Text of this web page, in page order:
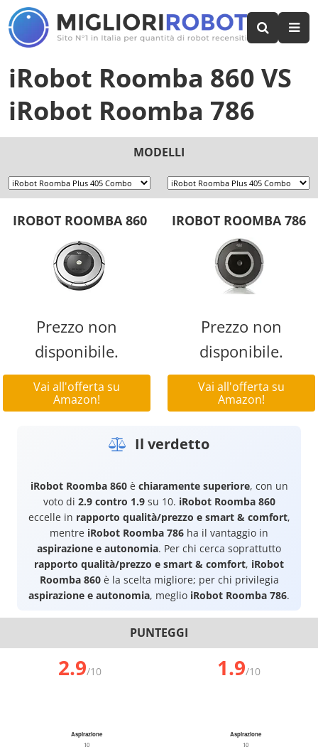
iRobot Roomba 860 VS
iRobot Roomba 786
MODELLI
IROBOT ROOMBA 860 IROBOT ROOMBA 786
Prezzo non
disponibile.
Vai all'offerta su
Amazon!
Prezzo non
disponibile.
Vai all'offerta su
Amazon!
Il verdetto
iRobot Roomba 860è chiaramente superiore, con un
voto di 2.9 contro 1.9su 10. iRobot Roomba 860
eccelle in rapporto qualità/prezzo e smart & comfort,
mentre iRobot Roomba 786 ha il vantaggio in
aspirazione e autonomia. Per chi cerca soprattutto
rapporto qualità/prezzo e smart & comfort, iRobot
Roomba 860è la scelta migliore; per chi privilegia
aspirazione e autonomia, meglio iRobot Roomba 786.
PUNTEGGI
2.9/10 1.9/10